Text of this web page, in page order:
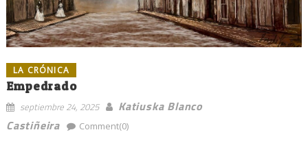
LA CRÓNICA
Empedrado
septiembre 24, 2025
Katiuska Blanco
Castiñeira
Comment(0)